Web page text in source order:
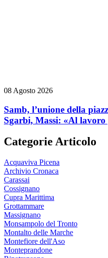
08 Agosto 2026
Samb, l’unione della
Sgarbi, Massi: «Al
Categorie Articolo
Acquaviva Picena
Archivio Cronaca
Carassai
Cossignano
Cupra Marittima
Grottammare
Massignano
Monsampolo del Tronto
Montalto delle Marche
Montefiore dell'Aso
Monteprandone